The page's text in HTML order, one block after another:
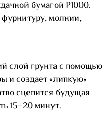
бумагой P1000.
молнии,
слой грунта с помощью
и создает «липкую»
сцепится будущая
15–20 минут.